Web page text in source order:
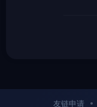
友链申请